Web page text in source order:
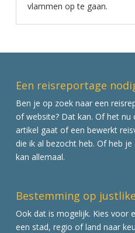
vlammen op te gaan.
Een reisreportage
Ben je op zoek naar een
of website? Dat kan. Of het
artikel gaat of een bewerkt
die ik al bezocht heb. Of heb
kan allemaal.
Bestemming op
Ook dat is mogelijk. Kies voor
een stad, regio of land naar